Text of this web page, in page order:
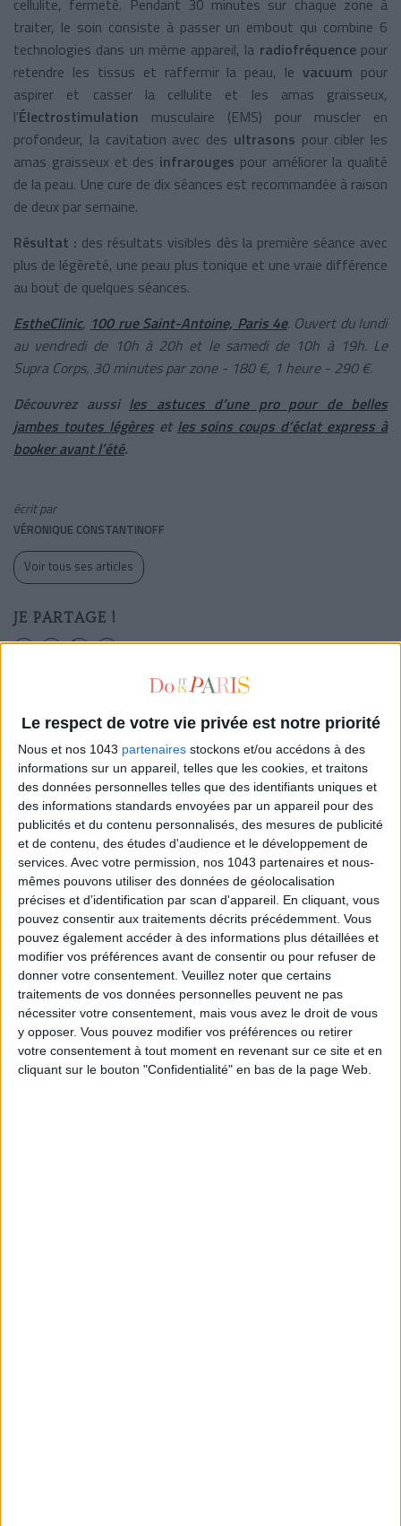
Le respect de votre vie privée est notre priorité
Nous et nos 1043 partenaires stockons et/ou accédons à des
informations sur un appareil, telles que les cookies, et traitons
des données personnelles telles que des identifiants uniques et
des informations standards envoyées par un appareil pour des
publicités et du contenu personnalisés, des mesures de publicité
et de contenu, des études d'audience et le développement de
services. Avec votre permission, nos 1043 partenaires et nous-
mêmes pouvons utiliser des données de géolocalisation
précises et d’identification par scan d'appareil. En cliquant, vous
pouvez consentir aux traitements décrits précédemment. Vous
pouvez également accéder à des informations plus détaillées et
modifier vos préférences avant de consentir ou pour refuser de
donner votre consentement. Veuillez noter que certains
traitements de vos données personnelles peuvent ne pas
nécessiter votre consentement, mais vous avez le droit de vous
y opposer. Vous pouvez modifier vos préférences ou retirer
votre consentement à tout moment en revenant sur ce site et en
cliquant sur le bouton "Confidentialité" en bas de la page Web.
traiter, le soin consiste à passer un embout qui combine 6
technologies dans un même appareil, la radiofréquence pour
retendre les tissus et raffermir la peau, levacuum pour
aspirer et casser la cellulite et les amas graisseux,
l'Électrostimulation musculaire (EMS) pour muscler en
profondeur, la cavitation avec des ultrasons pour cibler les
amas graisseux et des infrarouges pour améliorer la qualité
de la peau. Une cure de dix séances est recommandée à raison
de deux par semaine.
Résultat : des résultats visibles dès la première séance avec
plus de légèreté, une peau plus tonique et une vraie différence
au bout de quelques séances.
EstheClinic, 100 rue Saint-Antoine, Paris 4e. Ouvert du lundi
au vendredi de 10h à 20h et le samedi de 10h à 19h. Le
Supra Corps, 30 minutes par zone - 180 €, 1 heure - 290 €.
Découvrez aussi les astuces d’une pro pour de belles
jambes toutes légèreset les soins coups d’éclat express à
booker avant l’été.
écrit par
VÉRONIQUE CONSTANTINOFF
Voir tous ses articles
JE PARTAGE !